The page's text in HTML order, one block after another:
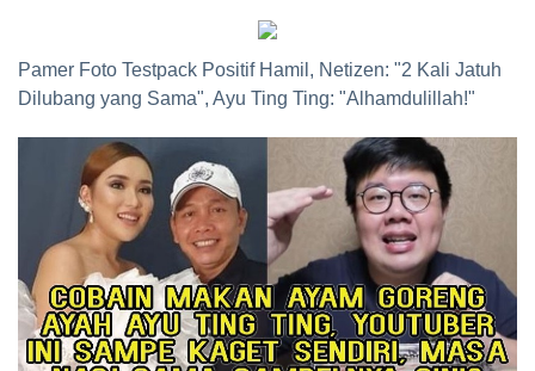
Pamer Foto Testpack Positif Hamil, Netizen: "2 Kali Jatuh
Dilubang yang Sama", Ayu Ting Ting: "Alhamdulillah!"